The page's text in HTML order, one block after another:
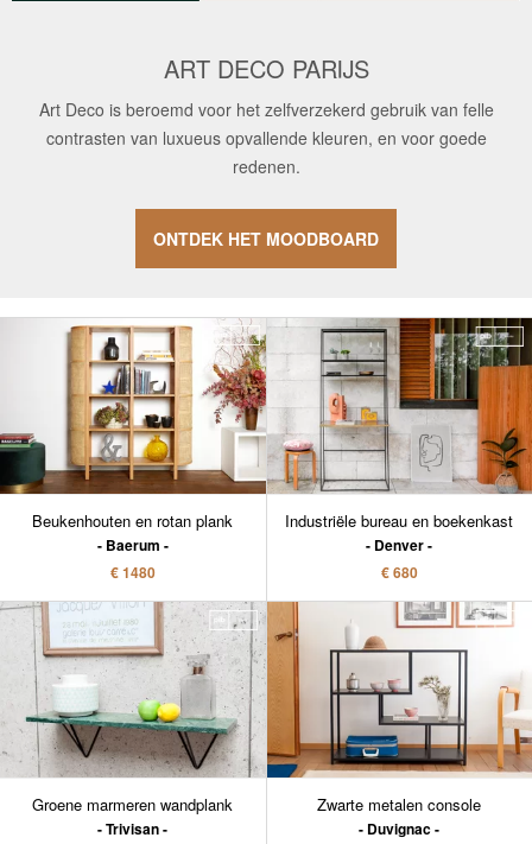
ART DECO PARIJS
Art Deco is beroemd voor het zelfverzekerd gebruik van felle
contrasten van luxueus opvallende kleuren, en voor goede
redenen.
ONTDEK HET MOODBOARD
Beukenhouten en rotan plank
Baerum
€ 1480
Industriële bureau en boekenkast
Denver
€ 680
Groene marmeren wandplank
Trivisan
Zwarte metalen console
Duvignac